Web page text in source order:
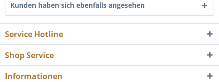
Kunden haben sich ebenfalls angesehen
Service Hotline
Shop Service
Informationen